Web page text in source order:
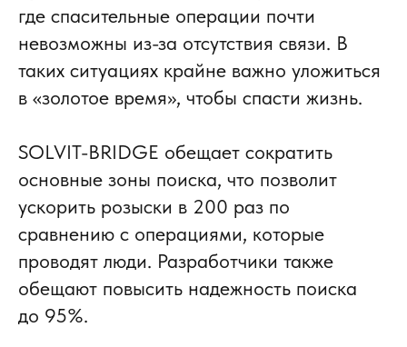
где спасительные операции почти
невозможны из-за отсутствия связи. В
таких ситуациях крайне важно уложиться
в «золотое время», чтобы спасти жизнь.
SOLVIT-BRIDGE обещает сократить
основные зоны поиска, что позволит
ускорить розыски в 200 раз по
сравнению с операциями, которые
проводят люди. Разработчики также
обещают повысить надежность поиска
до 95%.